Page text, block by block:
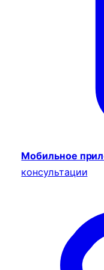
Мобильное
консультации